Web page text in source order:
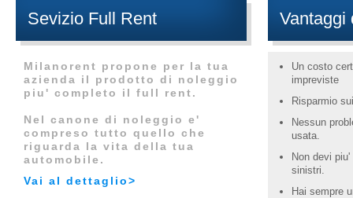
Sevizio Full Rent
Milanorent propone per la tua
azienda il prodotto di noleggio
piu' completo il full rent.
Nel canone di noleggio e'
compreso tutto quello che
riguarda la vita della tua
automobile.
Vai al dettaglio>
Un costo
impreviste
Risparmio
Nessun
usata.
Non devi
sinistri.
Hai sempre